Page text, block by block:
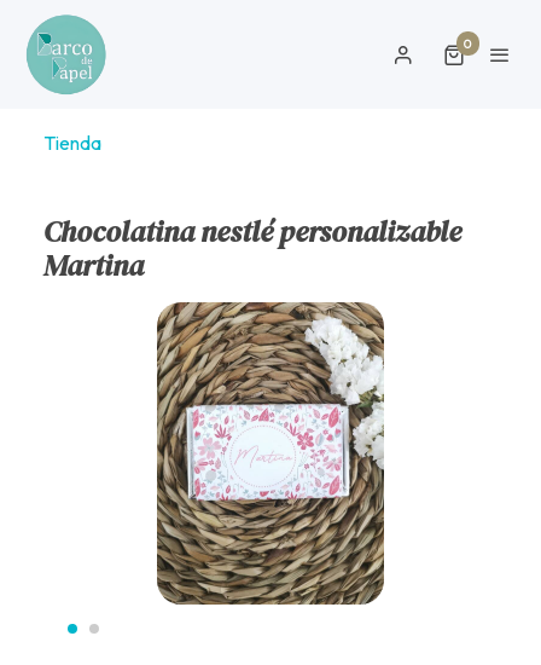
0
Tienda
Chocolatina nestlé personalizable
Martina